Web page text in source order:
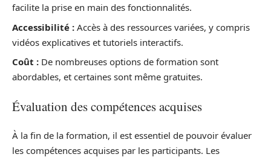
facilite la prise en main des fonctionnalités.
Accessibilité : Accès à des ressources variées, y compris
vidéos explicatives et tutoriels interactifs.
Coût : De nombreuses options de formation sont
abordables, et certaines sont même gratuites.
Évaluation des compétences acquises
À la fin de la formation, il est essentiel de pouvoir évaluer
les compétences acquises par les participants. Les